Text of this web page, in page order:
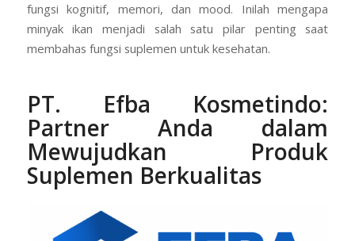
fungsi kognitif, memori, dan mood. Inilah mengapa
minyak ikan menjadi salah satu pilar penting saat
membahas fungsi suplemen untuk kesehatan.
PT. Efba Kosmetindo:
Partner Anda dalam
Mewujudkan Produk
Suplemen Berkualitas